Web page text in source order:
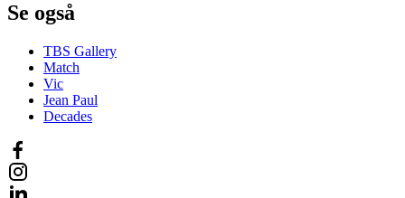
Se også
TBS Gallery
Match
Vic
Jean Paul
Decades